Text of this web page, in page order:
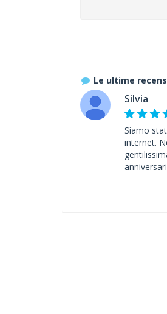
Le ultime
Silvia
Siamo
internet.